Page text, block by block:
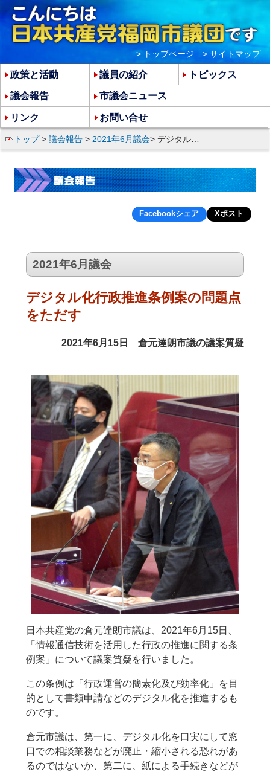
トップ> 議会報告 > 2021年6月議会> デジタル化行政推進条例案の問題点をただす
Facebookシェア Xポスト
2021年6月議会
デジタル化行政推進条例案の問題点
をただす
2021年6月15日 倉元達朗市議の議案質疑
日本共産党の倉元達朗市議は、2021年6月15日、
「情報通信技術を活用した行政の推進に関する条
例案」について議案質疑を行いました。
この条例は「行政運営の簡素化及び効率化」を目
的として書類申請などのデジタル化を推進するも
のです。
倉元市議は、第一に、デジタル化を口実にして窓
口での相談業務などが廃止・縮小される恐れがあ
るのではないか、第二に、紙による手続きなどが
政策と活動 議員の紹介 トピックス
議会報告 市議会ニュース
リンク お問い合せ
> トップページ > サイトマップ